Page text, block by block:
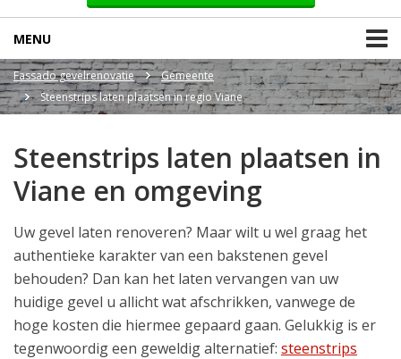
MENU
Fassado gevelrenovatie
Gemeente
Steenstrips laten plaatsen in regio Viane
Steenstrips laten plaatsen in
Viane en omgeving
Uw gevel laten renoveren? Maar wilt u wel graag het
authentieke karakter van een bakstenen gevel
behouden? Dan kan het laten vervangen van uw
huidige gevel u allicht wat afschrikken, vanwege de
hoge kosten die hiermee gepaard gaan. Gelukkig is er
tegenwoordig een geweldig alternatief: steenstrips